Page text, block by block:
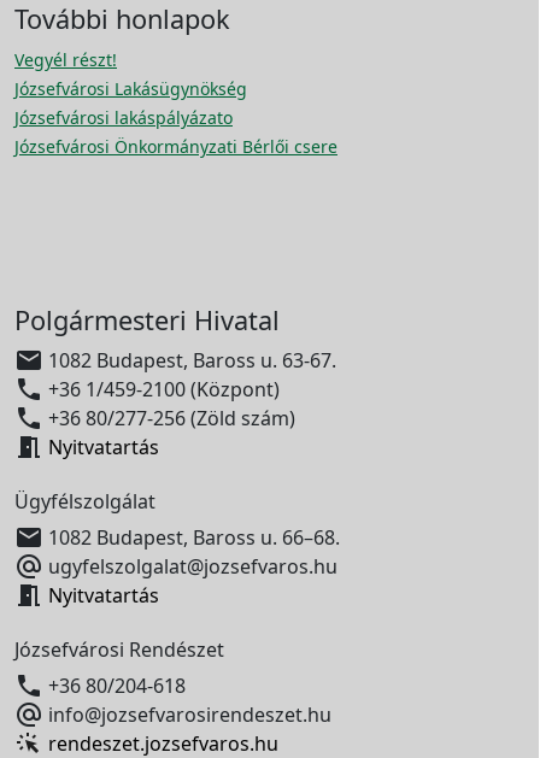
További honlapok
Vegyél részt!
Józsefvárosi Lakásügynökség
Józsefvárosi lakáspályázato
Józsefvárosi Önkormányzati Bérlői csere
Polgármesteri Hivatal
 1082 Budapest, Baross u. 63-67.
 +36 1/459-2100 (Központ)
 +36 80/277-256 (Zöld szám)
 Nyitvatartás
Ügyfélszolgálat
 1082 Budapest, Baross u. 66–68.
 ugyfelszolgalat@jozsefvaros.hu
 Nyitvatartás
Józsefvárosi Rendészet
 +36 80/204-618
 info@jozsefvarosirendeszet.hu
rendeszet.jozsefvaros.hu